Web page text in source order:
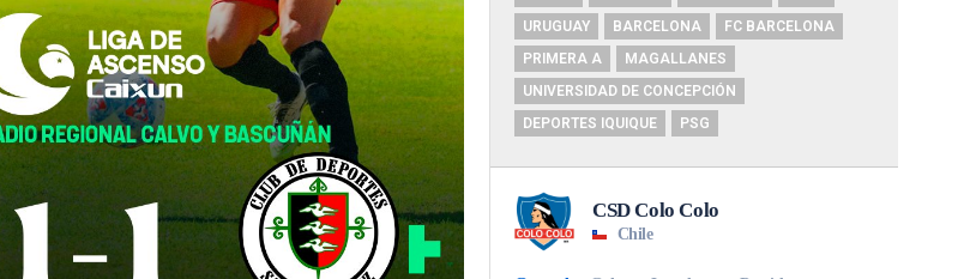
URUGUAY
BARCELONA
FC BARCELONA
PRIMERA A
MAGALLANES
UNIVERSIDAD DE CONCEPCIÓN
DEPORTES IQUIQUE
PSG